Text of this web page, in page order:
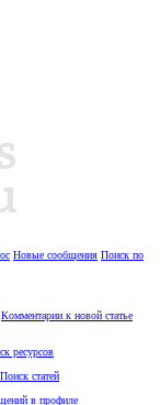
Новые сообщения Поиск по
Комментарии к новой статье
ресурсов
Поиск статей
в профиле